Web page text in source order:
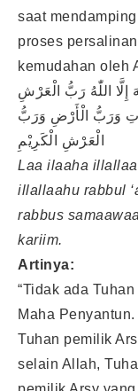
saat
proses
kemudahan oleh
إِلَّا اللّٰهُ رَبُّ الْعَرْشِ
وَرَبُّ الْأَرْضِ وَرَبُّ
الْعَرْشِ الْكَرِيْمِ
Laa ilaaha
illallaahu rabbul
rabbus
kariim.
Artinya:
“Tidak ada
Maha
Tuhan pemilik
selain Allah,